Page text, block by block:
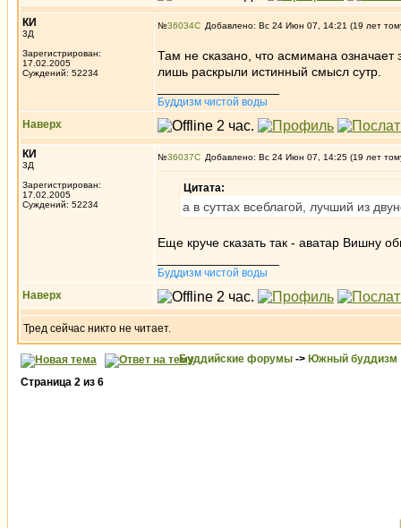
КИ
3Д
Зарегистрирован:
17.02.2005
Суждений: 52234
№36034 Добавлено: Вс 24 Июн 07, 14:21 (19 лет
Там не сказано, что асмимана
лишь раскрыли истинный смысл сутр.
Буддизм чистой воды
Наверх
КИ
3Д
Зарегистрирован:
17.02.2005
Суждений: 52234
№36037 Добавлено: Вс 24 Июн 07, 14:25 (19 лет
Цитата:
а в суттах всеблагой, лучший из
Еще круче сказать так - аватар Вишну
Буддизм чистой воды
Наверх
Тред сейчас никто не читает.
Буддийские форумы -> Южный буддизм
Страница 2 из 6